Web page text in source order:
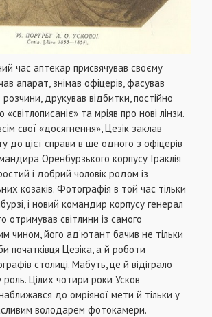
час аптекар присвячував своєму
апарат, знімав офіцерів, фасував
розчини, друкував відбитки, постійно
та мріяв про нові лінзи.
свої «досягнення», Цезік заклав
до цієї справи в ще одного з офіцерів
Оренбурзького корпусу Іраклія
і добрий чоловік родом із
козаків. Фотографія в той час тільки
і новий командир корпусу генерал
отримував світлини із самого
чином, його ад’ютант бачив не тільки
початківця Цезіка, а й роботи
столиці. Мабуть, це й відіграло
Цілих чотири роки Усков
до омріяної мети й тільки у
володарем фотокамери.